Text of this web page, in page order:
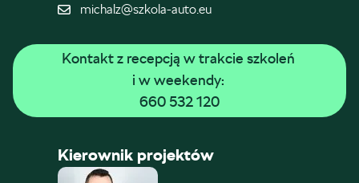
michalz@szkola-auto.eu
Kontakt z recepcją w trakcie szkoleń
i w weekendy:
660 532 120
Kierownik projektów